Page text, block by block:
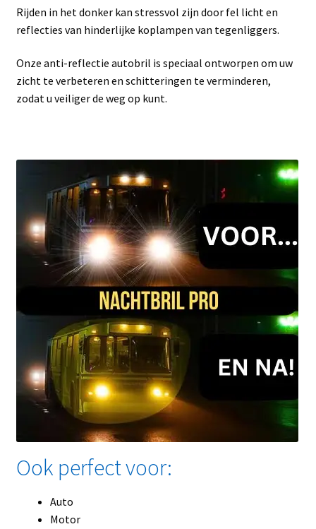
Rijden in het donker kan stressvol zijn door fel licht en
reflecties van hinderlijke koplampen van tegenliggers.
Onze anti-reflectie autobril is speciaal ontworpen om uw
zicht te verbeteren en schitteringen te verminderen,
zodat u veiliger de weg op kunt.
Ook perfect voor:
Auto
Motor